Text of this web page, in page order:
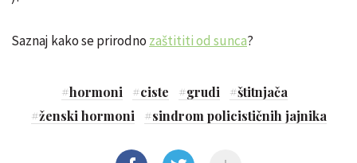
Saznaj kako se prirodno zaštititi od sunca?
#hormoni #ciste #grudi #štitnjača
#ženski hormoni #sindrom policističnih jajnika